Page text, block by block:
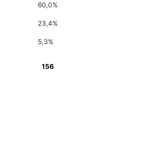
60,0%
23,4%
5,3%
156